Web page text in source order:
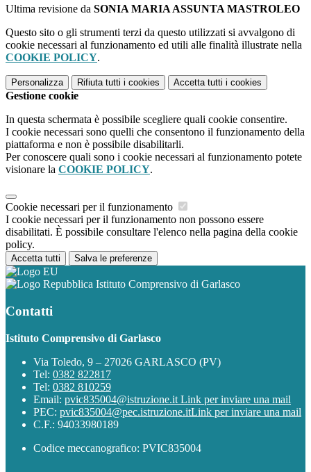
Ultima revisione da SONIA MARIA ASSUNTA MASTROLEO
Questo sito o gli strumenti terzi da questo utilizzati si avvalgono di
cookie necessari al funzionamento ed utili alle finalità illustrate nella
COOKIE POLICY.
Personalizza Rifiuta tutti i cookies Accetta tutti i cookies
Gestione cookie
In questa schermata è possibile scegliere quali cookie consentire.
I cookie necessari sono quelli che consentono il funzionamento della
piattaforma e non è possibile disabilitarli.
Per conoscere quali sono i cookie necessari al funzionamento potete
visionare la COOKIE POLICY.
Cookie necessari per il funzionamento
I cookie necessari per il funzionamento non possono essere
disabilitati. È possibile consultare l'elenco nella pagina della cookie
policy.
Accetta tutti Salva le preferenze
Istituto Comprensivo di Garlasco
Contatti
Istituto Comprensivo di Garlasco
Via Toledo, 9 – 27026 GARLASCO (PV)
Tel: 0382 822817
Tel: 0382 810259
Email: pvic835004@istruzione.it Link per inviare una mail
PEC: pvic835004@pec.istruzione.itLink per inviare una mail
C.F.: 94033980189
Codice meccanografico: PVIC835004